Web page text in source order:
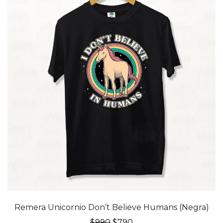
20% OFF
Remera Unicornio Don’t Believe Humans (Negra)